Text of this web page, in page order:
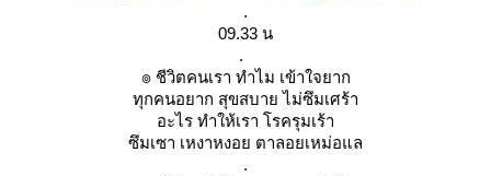
.
09.33 น
.
๏ ชีวิตคนเรา ทำไม เข้าใจยาก
ทุกคนอยาก สุขสบาย ไม่ซึมเศร้า
อะไร ทำให้เรา โรครุมเร้า
ซึมเซา เหงาหงอย ตาลอยเหม่อแล
.